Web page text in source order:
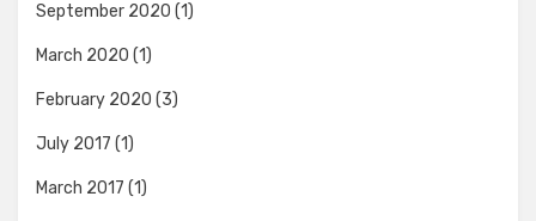
September 2020 (1)
March 2020 (1)
February 2020 (3)
July 2017 (1)
March 2017 (1)